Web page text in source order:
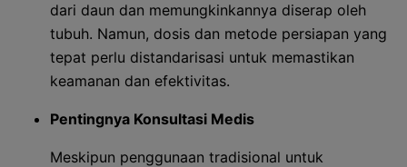
dari daun dan memungkinkannya diserap oleh
tubuh. Namun, dosis dan metode persiapan yang
tepat perlu distandarisasi untuk memastikan
keamanan dan efektivitas.
Pentingnya Konsultasi Medis
Meskipun penggunaan tradisional untuk